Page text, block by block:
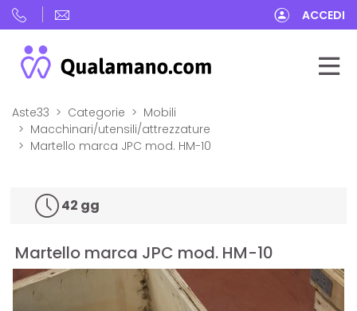
ACCEDI
Aste33 Categorie
Mobili
Macchinari/utensili/attrezzature
Martello marca JPC mod. HM-10
42 gg
Martello marca JPC mod. HM-10